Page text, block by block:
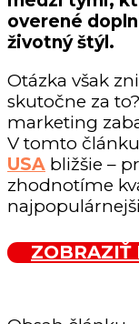
overené
životný štýl.
Otázka však
skutočne za
marketing
V tomto
USA bližšie –
zhodnotíme
ZOBRAZIŤ